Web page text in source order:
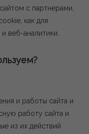
с партнерами,
как для
веб-аналитики.
и работы сайта и
работу сайта и
из их действий